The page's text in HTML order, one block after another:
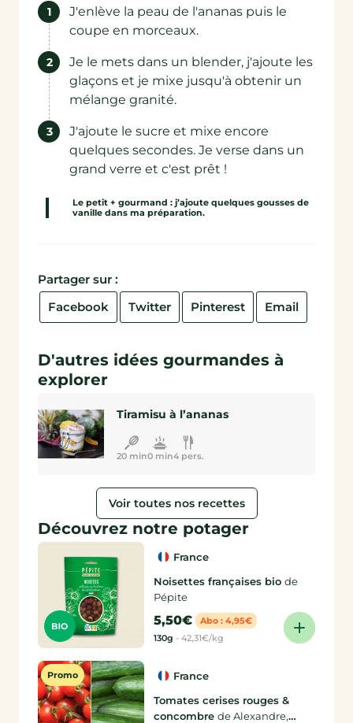
J'enlève la peau de l'ananas puis le
coupe en morceaux.
Je le mets dans un blender, j'ajoute les
glaçons et je mixe jusqu'à obtenir un
mélange granité.
J'ajoute le sucre et mixe encore
quelques secondes. Je verse dans un
grand verre et c'est prêt !
Le petit + gourmand : j’ajoute quelques gousses de
vanille dans ma préparation.
Partager sur :
Facebook
Twitter Pinterest Email
D'autres idées gourmandes à
explorer
Tiramisu à l’ananas
20 min0 min4 pers.
Voir toutes nos recettes
Découvrez notre potager
France
Noisettes françaises bio de
Pépite
5,50€
Abo : 4,95€
130g - 42,31€/kg
Promo
France
Tomates cerises rouges &
concombre de Alexandre,